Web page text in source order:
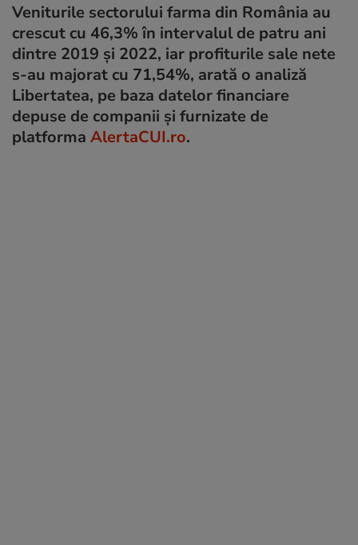
Veniturile sectorului farma din România au
crescut cu 46,3% în intervalul de patru ani
dintre 2019 și 2022, iar profiturile sale nete
s-au majorat cu 71,54%, arată o analiză
Libertatea, pe baza datelor financiare
depuse de companii și furnizate de
platforma AlertaCUI.ro.